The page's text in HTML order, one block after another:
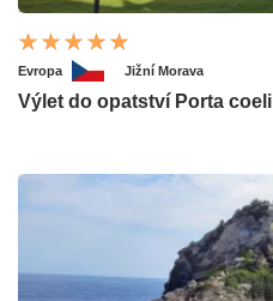
Evropa Jižní Morava
Výlet do opatství Porta coeli